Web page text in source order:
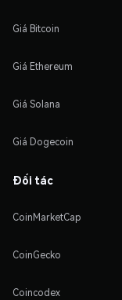
Giá Bitcoin
Giá Ethereum
Giá Solana
Giá Dogecoin
Đối tác
CoinMarketCap
CoinGecko
Coincodex